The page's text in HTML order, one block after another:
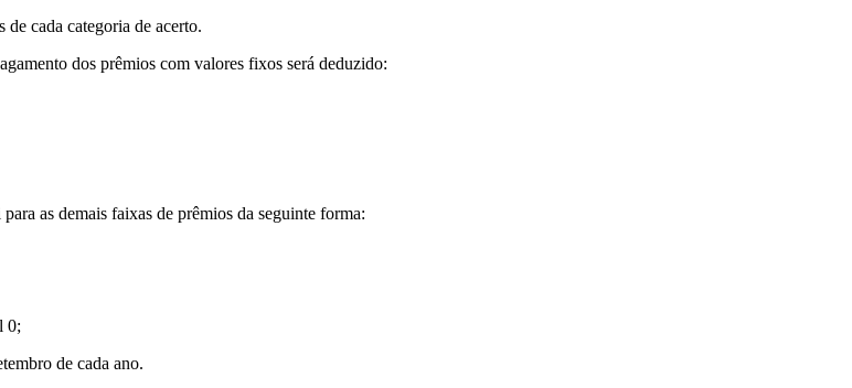
cada categoria de acerto.
dos prêmios com valores fixos será deduzido:
as demais faixas de prêmios da seguinte forma:
0;
de cada ano.